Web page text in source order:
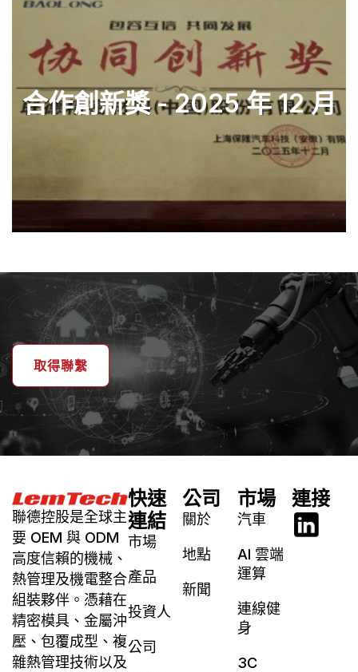
合作創新獎 - 2025 年 12 月
查看零件
取得聯繫
聯德控股是全球主
要 OEM 與 ODM
高度信賴的機械、
熱管理及機電整合
組裝夥伴。憑藉在
精密模具、金屬沖
壓、包覆成型、複
雜熱管理技術以及
快速
連結
市場
產品
投資人
公司
公司
關於
地點
新聞
市場
汽車
AI 雲端
運算
連線健
身
3C
連接